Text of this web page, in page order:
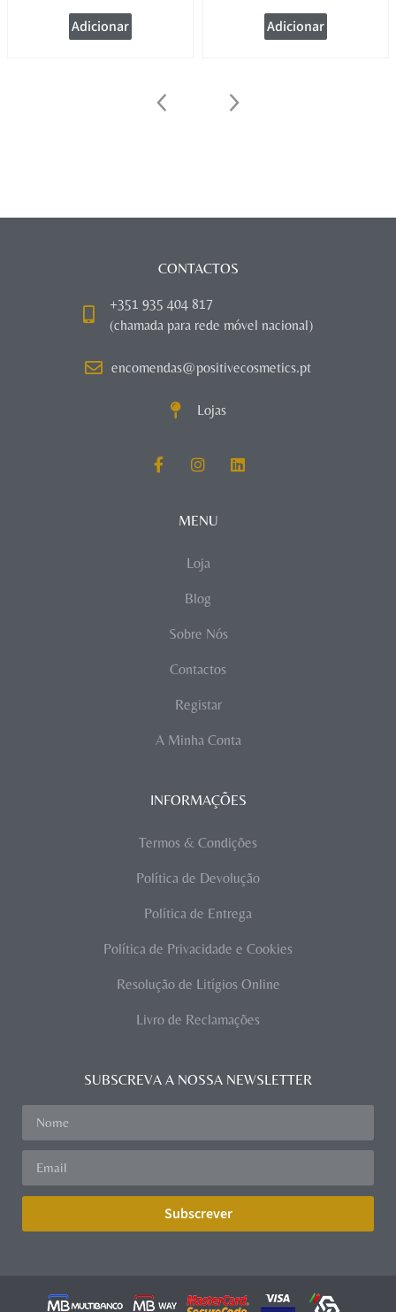
Adicionar Adicionar
CONTACTOS
+351 935 404 817
(chamada para rede móvel nacional)
encomendas@positivecosmetics.pt
Lojas
MENU
Loja
Blog
Sobre Nós
Contactos
Registar
A Minha Conta
INFORMAÇÕES
Termos & Condições
Política de Devolução
Política de Entrega
Política de Privacidade e Cookies
Resolução de Litígios Online
Livro de Reclamações
SUBSCREVA A NOSSA NEWSLETTER
Subscrever